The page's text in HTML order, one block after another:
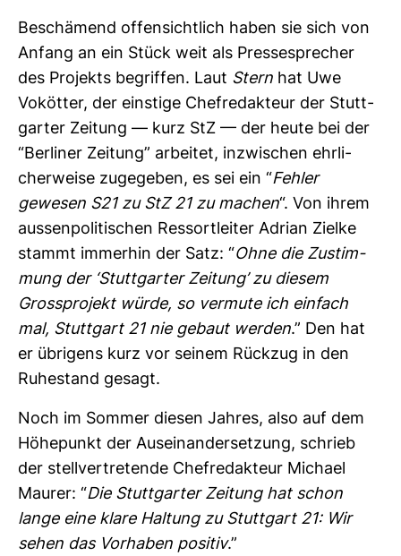
Beschä­mend offen­sicht­lich haben sie sich von
Anfang an ein Stück weit als Pres­se­spre­cher
des Pro­jekts begriffen. Laut Stern hat Uwe
Vokötter, der eins­tige Chef­re­dak­teur der Stutt­
garter Zei­tung — kurz StZ — der heute bei der
“Ber­liner Zei­tung” arbeitet, inzwi­schen ehr­li­
cher­weise zuge­geben, es sei ein “Fehler
gewesen S21 zu StZ 21 zu machen“. Von ihrem
aus­sen­po­li­ti­schen Res­sort­leiter Adrian Zielke
stammt immerhin der Satz: “Ohne die Zustim­
mung der ‘Stutt­garter Zei­tung’ zu diesem
Gross­pro­jekt würde, so ver­mute ich ein­fach
mal, Stutt­gart 21 nie gebaut werden.” Den hat
er übri­gens kurz vor seinem Rückzug in den
Ruhe­stand gesagt.
Noch im Sommer diesen Jahres, also auf dem
Höhe­punkt der Aus­ein­an­der­set­zung, schrieb
der stell­ver­tre­tende Chef­re­dak­teur Michael
Maurer: “Die Stutt­garter Zei­tung hat schon
lange eine klare Hal­tung zu Stutt­gart 21: Wir
sehen das Vor­haben positiv.”